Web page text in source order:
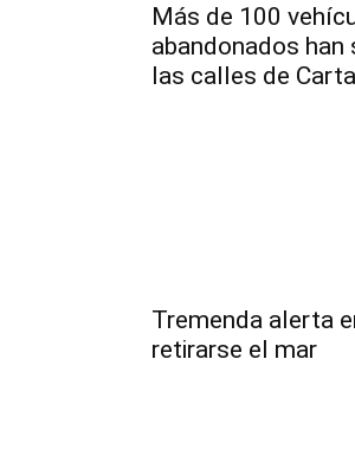
Más de 100
abandonados
las calles de
Tremenda alerta
retirarse el mar